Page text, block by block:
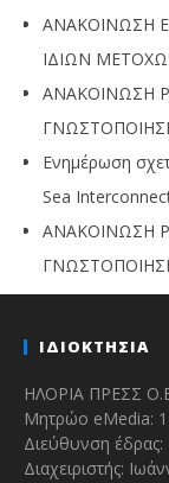
ΑΝΑΚΟΙΝΩΣΗ
ΙΔΙΩΝ
ΑΝΑΚΟΙΝΩΣΗ
Ενημέρωση
Sea
ΑΝΑΚΟΙΝΩΣΗ
ΙΔΙΟΚΤΗΣΙΑ
ΗΛΟΡΙΑ ΠΡΕΣΣ
Μητρώο eMedia:
Διεύθυνση
Διαχειριστής: